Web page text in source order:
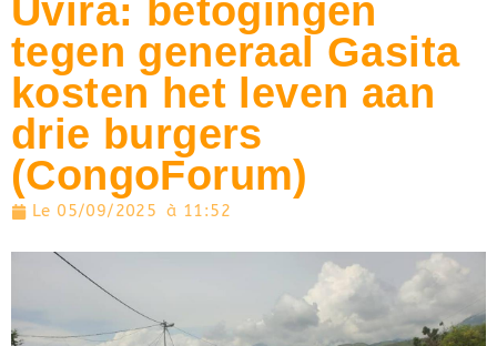
Uvira: betogingen
tegen generaal Gasita
kosten het leven aan
drie burgers
(CongoForum)
Le 05/09/2025 à 11:52